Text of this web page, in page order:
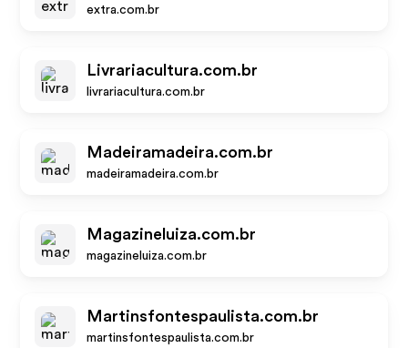
extra.com.br
Livrariacultura.com.br
livrariacultura.com.br
Madeiramadeira.com.br
madeiramadeira.com.br
Magazineluiza.com.br
magazineluiza.com.br
Martinsfontespaulista.com.br
martinsfontespaulista.com.br